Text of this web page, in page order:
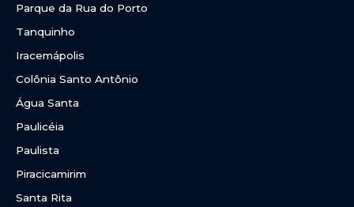
Parque da Rua do Porto
Tanquinho
Iracemápolis
Colônia Santo Antônio
Água Santa
Paulicéia
Paulista
Piracicamirim
Santa Rita